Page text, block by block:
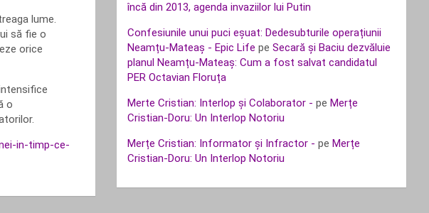
lume.
să fie o
orice
o
in-timp-ce-
încă din 2013, agenda invaziilor lui Putin
Confesiunile unui puci eșuat: Dedesubturile operațiunii
Neamțu-Mateaș - Epic Life peSecară și Baciu dezvăluie
planul Neamțu-Mateaș: Cum a fost salvat candidatul
PER Octavian Floruța
Merte Cristian: Interlop și Colaborator - peMerțe
Cristian-Doru: Un Interlop Notoriu
Merțe Cristian: Informator și Infractor - peMerțe
Cristian-Doru: Un Interlop Notoriu